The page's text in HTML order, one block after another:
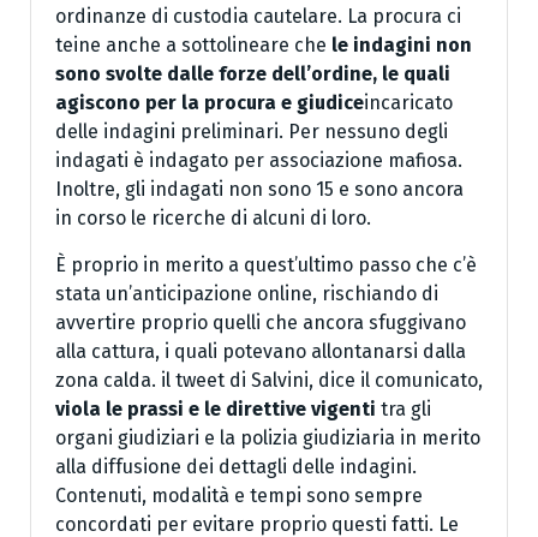
ordinanze di custodia cautelare. La procura ci
teine anche a sottolineare che le indagini non
sono svolte dalle forze dell’ordine, le quali
agiscono per la procura e giudiceincaricato
delle indagini preliminari. Per nessuno degli
indagati è indagato per associazione mafiosa.
Inoltre, gli indagati non sono 15 e sono ancora
in corso le ricerche di alcuni di loro.
È proprio in merito a quest’ultimo passo che c’è
stata un’anticipazione online, rischiando di
avvertire proprio quelli che ancora sfuggivano
alla cattura, i quali potevano allontanarsi dalla
zona calda. il tweet di Salvini, dice il comunicato,
viola le prassi e le direttive vigenti tra gli
organi giudiziari e la polizia giudiziaria in merito
alla diffusione dei dettagli delle indagini.
Contenuti, modalità e tempi sono sempre
concordati per evitare proprio questi fatti. Le